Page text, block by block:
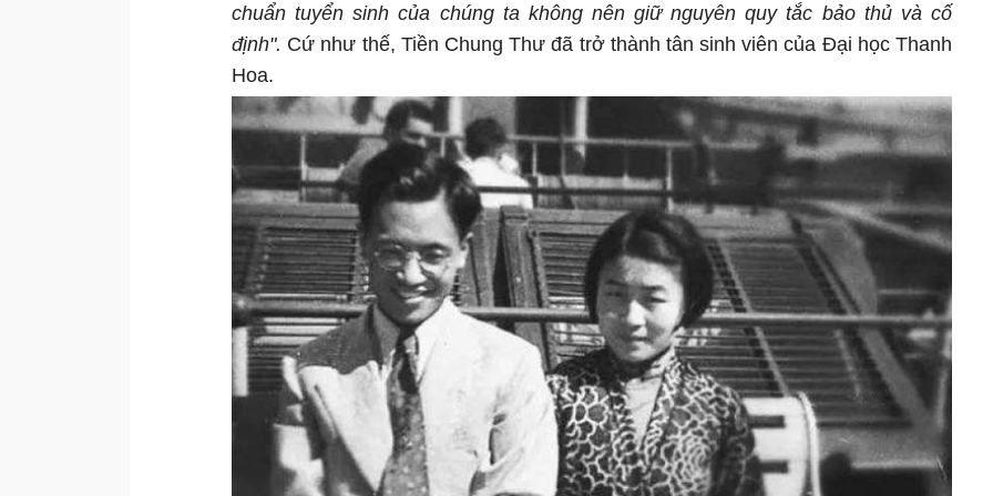
chuẩn tuyển sinh của chúng ta không nên giữ nguyên quy tắc bảo thủ và cố
định". Cứ như thế, Tiền Chung Thư đã trở thành tân sinh viên của Đại học Thanh
Hoa.